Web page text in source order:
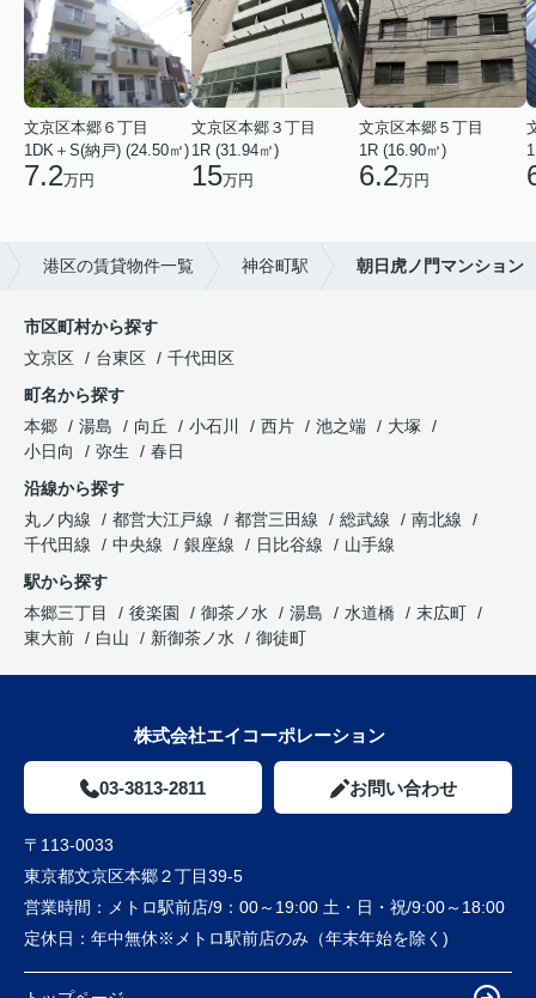
文京区本郷６丁目
1DK＋S(納戸) (24.50㎡)
7.2万円
文京区本郷３丁目
1R (31.94㎡)
15万円
文京区本郷５丁目
1R (16.90㎡)
6.2万円
港区の賃貸物件一覧 神谷町駅 朝日虎ノ門マンション
市区町村から探す
文京区
台東区
千代田区
町名から探す
本郷
湯島 向丘 小石川 西片 池之端
大塚
小日向
弥生
春日
沿線から探す
丸ノ内線
都営大江戸線 都営三田線 総武線
南北線
千代田線
中央線 銀座線 日比谷線
山手線
駅から探す
本郷三丁目
後楽園 御茶ノ水 湯島 水道橋
末広町
東大前
白山 新御茶ノ水 御徒町
株式会社エイコーポレーション
03-3813-2811 お問い合わせ
〒113-0033
東京都文京区本郷２丁目39-5
営業時間：
メトロ駅前店/9：00～19:00 土・日・祝/9:00～18:00
定休日： 年中無休※メトロ駅前店のみ（年末年始を除く)